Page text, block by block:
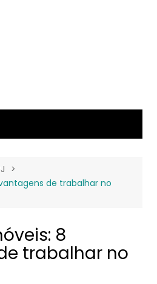
de trabalhar no
8
trabalhar no